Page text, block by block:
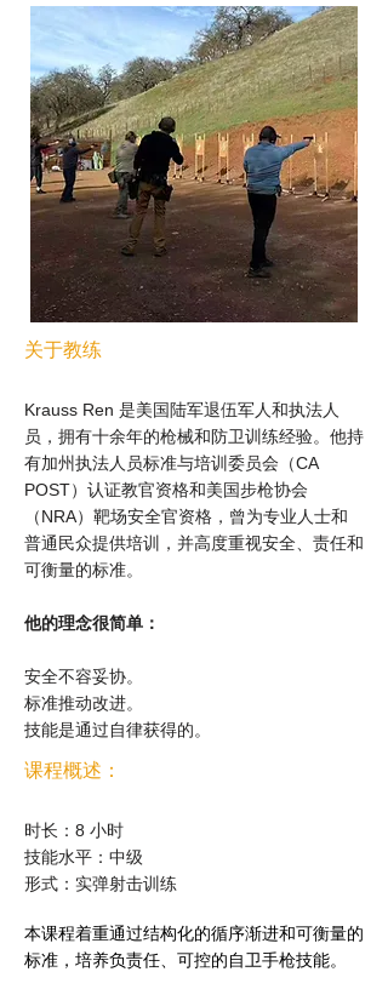
关于教练
Krauss Ren 是美国陆军退伍军人和执法人
员，拥有十余年的枪械和防卫训练经验。他持
有加州执法人员标准与培训委员会（CA
POST）认证教官资格和美国步枪协会
（NRA）靶场安全官资格，曾为专业人士和
普通民众提供培训，并高度重视安全、责任和
可衡量的标准。
他的理念很简单：
安全不容妥协。
标准推动改进。
技能是通过自律获得的。
课程概述：
时长：8 小时
技能水平：中级
形式：实弹射击训练
本课程着重通过结构化的循序渐进和可衡量的
标准，培养负责任、可控的自卫手枪技能。